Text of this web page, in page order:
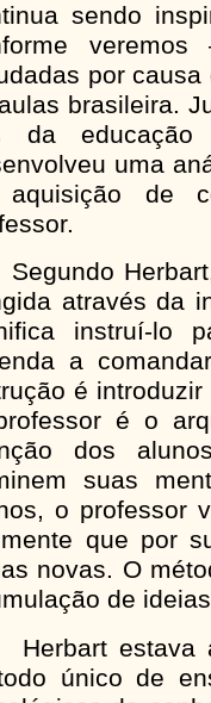
sendo
por
brasileira.
da
uma
de
Herbart,
através da
instruí-lo
a
é
é o
dos
suas
o professor
que por
novas. O
de
estava
único de